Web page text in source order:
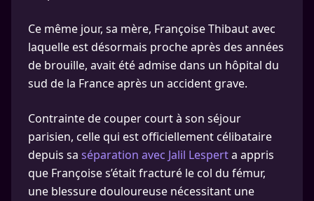
Ce même jour, sa mère, Françoise Thibaut avec
laquelle est désormais proche après des années
de brouille, avait été admise dans un hôpital du
sud de la France après un accident grave.
Contrainte de couper court à son séjour
parisien, celle qui est officiellement célibataire
depuis sa séparation avec Jalil Lesperta appris
que Françoise s’était fracturé le col du fémur,
une blessure douloureuse nécessitant une